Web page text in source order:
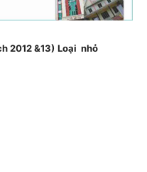
2012 &13) Loại nhỏ